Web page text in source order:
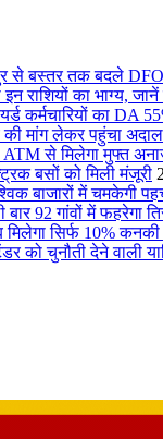
से बस्तर तक बदले
राशियों का भाग्य,
कर्मचारियों का DA
की मांग लेकर पहुंचा
ATM से मिलेगा मुफ्त
बसों को मिली मंजूरी
बाजारों में चमकेगी
92 गांवों में फहरेगा
सिर्फ 10% कनकी
को चुनौती देने वाली